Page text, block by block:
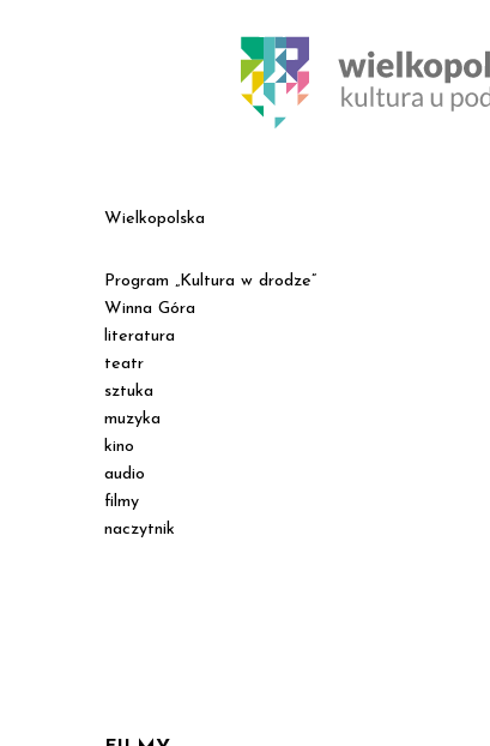
Wielkopolska
Program „Kultura w drodze”
Winna Góra
literatura
teatr
sztuka
muzyka
kino
audio
filmy
naczytnik